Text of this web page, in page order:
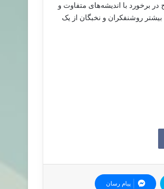
برخورد با اندیشه‌های متفاوت و
روشنفکران و نخبگان از یک
پیام رسان